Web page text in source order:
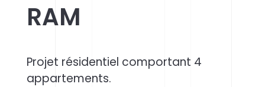
RAM
Projet résidentiel comportant 4
appartements.